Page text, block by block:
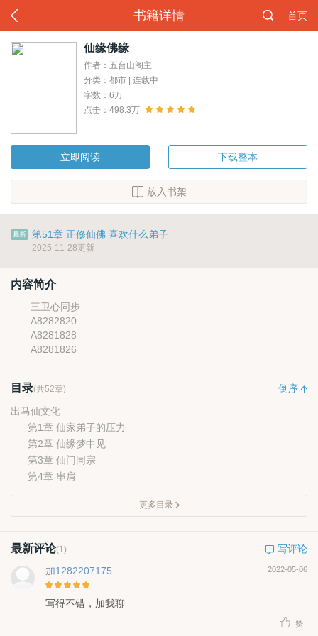
书籍详情 首页
仙缘佛缘
作者：五台山阁主
分类：都市 | 连载中
字数：6万
点击：498.3万
立即阅读 下载整本
放入书架
第51章 正修仙佛 喜欢什么弟子
2025-11-28更新
内容简介
三卫心同步
A8282820
A8281828
A8281826
目录(共52章)
倒序
出马仙文化
第1章 仙家弟子的压力
第2章 仙缘梦中见
第3章 仙门同宗
第4章 串肩
更多目录
最新评论(1)
写评论
加1282207175
2022-05-06
写得不错，加我聊
赞